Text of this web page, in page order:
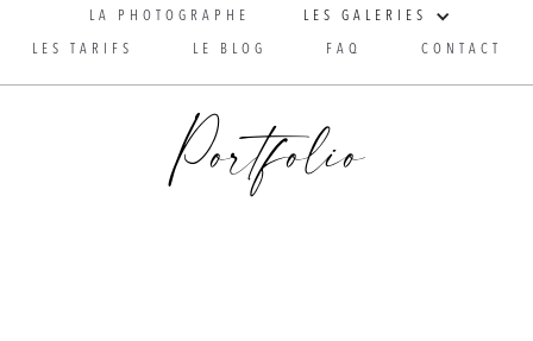
LA PHOTOGRAPHE LES GALERIES
LES TARIFS LE BLOG FAQ CONTACT
Portfolio